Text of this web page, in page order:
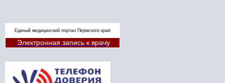
Единый медицинский портал Пермского края
Электронная запись к врачу